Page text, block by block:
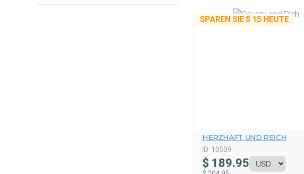
SPAREN SIE $ 15 HEUTE
HERZHAFT UND REICH
ID: 10509
$ 189.95